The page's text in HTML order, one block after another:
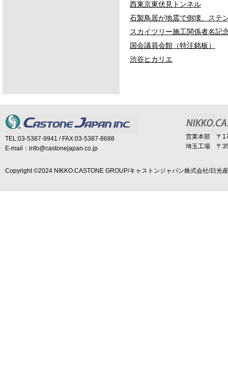
西東京東伏見トンネル
石製鳥居が地震で倒壊、ステ
スカイツリー施工関係者名記
国会議員会館（特注銘板）
渋谷ヒカリエ
TEL:03-5387-9941 / FAX:03-5387-8688
E-mail：info@castonejapan.co.jp
営業本部 〒
埼玉工場 〒
Copyright ©2024 NIKKO.CASTONE GROUP/キャストンジャパン株式会社/日光